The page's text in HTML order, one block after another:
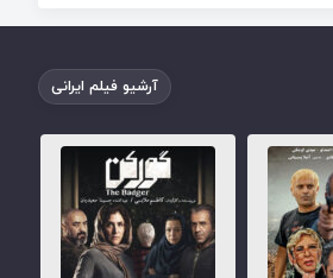
آرشیو فیلم ایرانی